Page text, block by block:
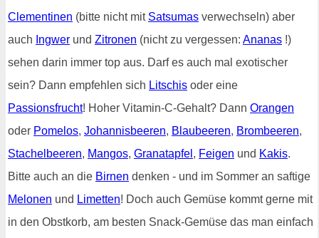
Clementinen (bitte nicht mit Satsumas verwechseln) aber
auch Ingwer und Zitronen (nicht zu vergessen: Ananas !)
sehen darin immer top aus. Darf es auch mal exotischer
sein? Dann empfehlen sich Litschis oder eine
Passionsfrucht! Hoher Vitamin-C-Gehalt? Dann Orangen
oder Pomelos, Johannisbeeren, Blaubeeren, Brombeeren,
Stachelbeeren, Mangos, Granatapfel , Feigen und Kakis.
Bitte auch an die Birnen denken - und im Sommer an saftige
Melonen und Limetten! Doch auch Gemüse kommt gerne mit
in den Obstkorb, am besten Snack-Gemüse das man einfach